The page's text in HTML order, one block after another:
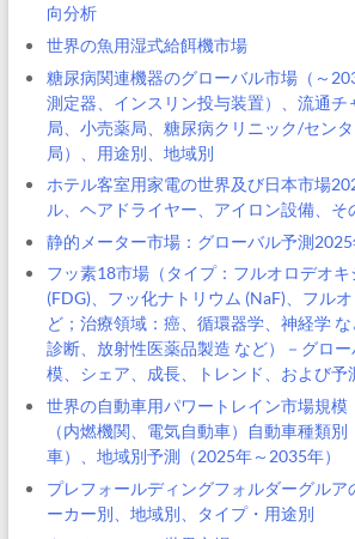
向分析
世界の魚用湿式給餌機市場
糖尿病関連機器のグローバル市場（～
測定器、インスリン投与装置）、流通チ
局、小売薬局、糖尿病クリニック/セン
局）、用途別、地域別
ホテル客室用家電の世界及び日本市場
ル、ヘアドライヤー、アイロン設備、そ
静的メーター市場：グローバル予測
フッ素18市場（タイプ：フルオロデオキ
(FDG)、フッ化ナトリウム (NaF)、フル
ど；治療領域：癌、循環器学、神経学
診断、放射性医薬品製造 など）－グロ
模、シェア、成長、トレンド、および
世界の自動車用パワートレイン市場規模
（内燃機関、電気自動車）自動車種類
車）、地域別予測（2025年～2035年）
プレフォールディングフォルダーグルア
ーカー別、地域別、タイプ・用途別